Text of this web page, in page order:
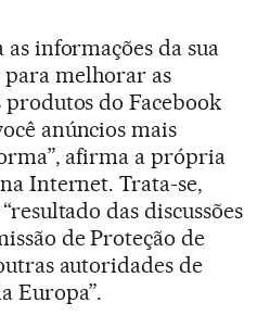
as informações da sua
melhorar as
do Facebook
anúncios mais
afirma a própria
Internet. Trata-se,
das discussões
de Proteção de
autoridades de
Europa”.